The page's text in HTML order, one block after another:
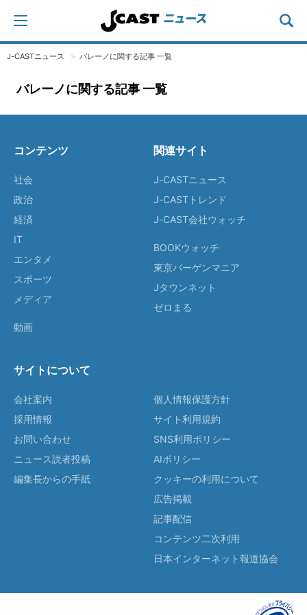
J-CASTニュース バレーノに関する記事 一覧
バレーノに関する記事 一覧
コンテンツ
社会
政治
経済
IT
エンタメ
スポーツ
メディア
動画
関連サイト
J-CASTニュース
J-CASTトレンド
J-CAST会社ウォッチ
BOOKウォッチ
東京バーゲンマニア
Jタウンネット
ゼロまる
サイトについて
会社案内
採用情報
お問い合わせ
ニュース読者投稿
編集長からの手紙
個人情報保護方針
サイト利用規約
SNS利用ポリシー
AIポリシー
クッキーの利用について
広告掲載
記事配信
コンテンツ二次利用
日本インターネット報道協会